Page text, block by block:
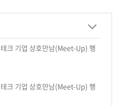
크 기업 상호만남(Meet-Up) 행
크 기업 상호만남(Meet-Up) 행